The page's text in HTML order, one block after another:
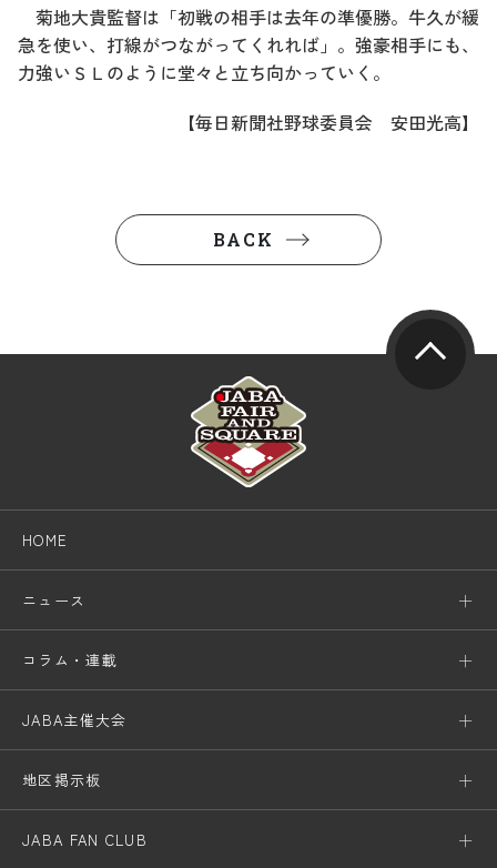
菊地大貴監督は「初戦の相手は去年の準優勝。牛久が緩
急を使い、打線がつながってくれれば」。強豪相手にも、
力強いＳＬのように堂々と立ち向かっていく。
【毎日新聞社野球委員会 安田光高】
BACK
HOME
ニュース
コラム・連載
JABA主催大会
地区掲示板
JABA FAN CLUB